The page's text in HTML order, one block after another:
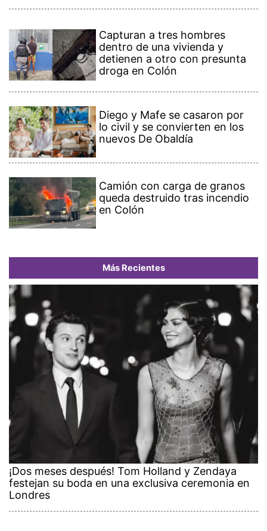
Capturan a tres hombres
dentro de una vivienda y
detienen a otro con presunta
droga en Colón
Diego y Mafe se casaron por
lo civil y se convierten en los
nuevos De Obaldía
Camión con carga de granos
queda destruido tras incendio
en Colón
Más Recientes
¡Dos meses después! Tom Holland y Zendaya
festejan su boda en una exclusiva ceremonia en
Londres